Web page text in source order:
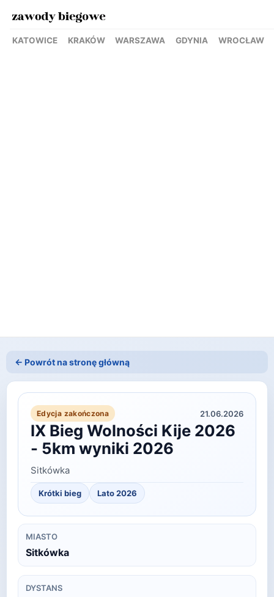
KATOWICE KRAKÓW WARSZAWA GDYNIA WROCŁAW
← Powrót na stronę główną
Edycja zakończona 21.06.2026
IX Bieg Wolności Kije 2026
- 5km wyniki 2026
Sitkówka
Krótki bieg Lato2026
MIASTO
Sitkówka
DYSTANS